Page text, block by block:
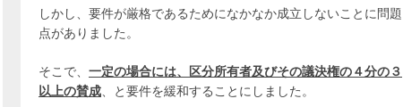
しかし、要件が厳格であるためになかなか成立しないことに問題
点がありました。
そこで、 一定の場合には、区分所有者及びその議決権の４分の３
以上の賛成、と要件を緩和することにしました。